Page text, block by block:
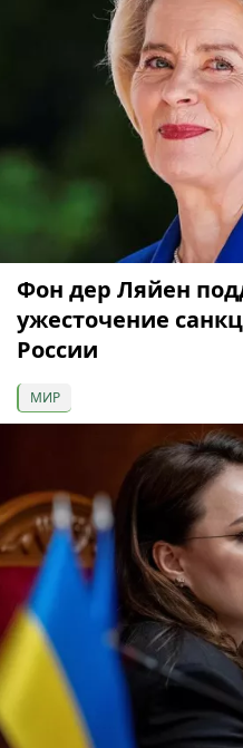
Фон дер Ляйен
ужесточение
России
МИР